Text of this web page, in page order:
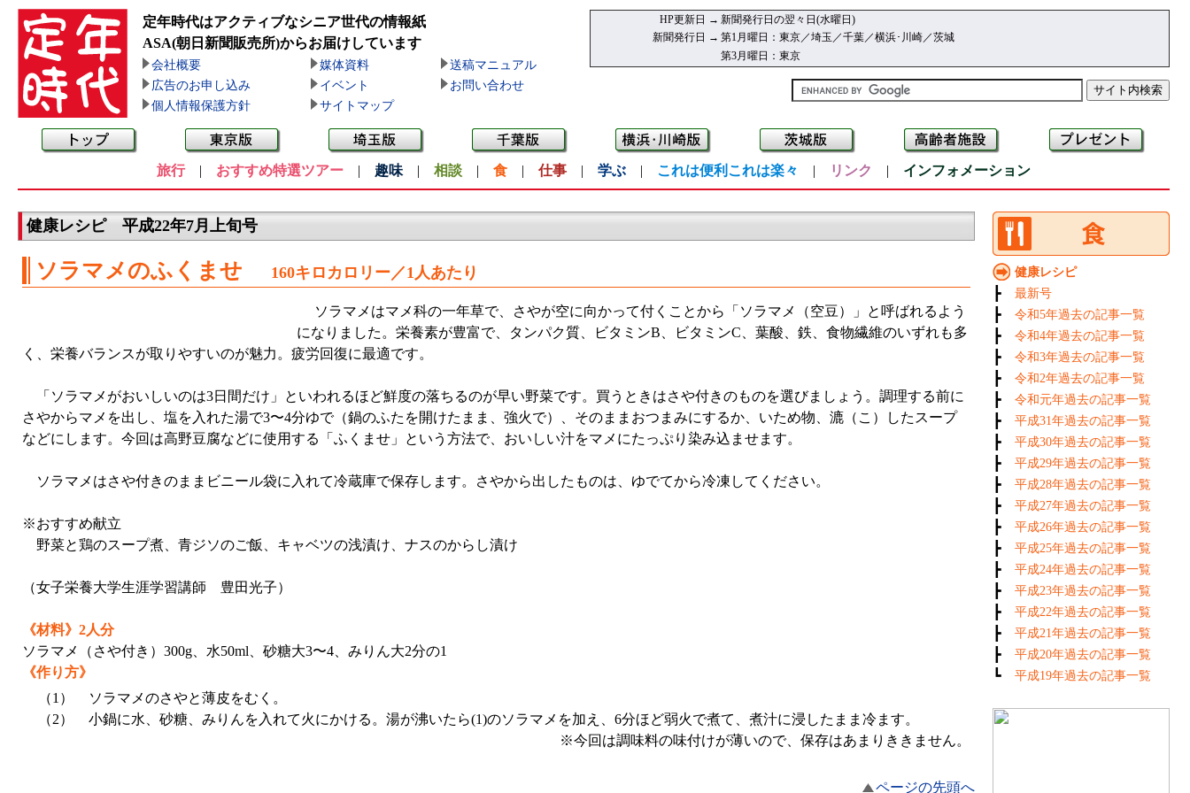
定年時代はアクティブなシニア世代の情報紙
ASA(朝日新聞販売所)からお届けしています
会社概要 媒体資料
送稿マニュアル
広告のお申し込み
イベント
お問い合わせ
個人情報保護方針
サイトマップ
HP更新日 → 新聞発行日の翌々日(水曜日)
新聞発行日 → 第1月曜日：東京／埼玉／千葉／横浜･川崎／茨城
第3月曜日：東京
旅行| おすすめ特選ツアー | 趣味 | 相談 | 食 | 仕事 | 学ぶ | これは便利これは楽々 | リンク | インフォメーション
健康レシピ 平成22年7月上旬号
ソラマメのふくませ 160キロカロリー／1人あたり
ソラマメはマメ科の一年草で、さやが空に向かって付くことから「ソラマメ（空豆）」と呼ばれるよう
になりました。栄養素が豊富で、タンパク質、ビタミンB、ビタミンC、葉酸、鉄、食物繊維のいずれも多
く、栄養バランスが取りやすいのが魅力。疲労回復に最適です。
「ソラマメがおいしいのは3日間だけ」といわれるほど鮮度の落ちるのが早い野菜です。買うときはさや付きのものを選びましょう。調理する前に
さやからマメを出し、塩を入れた湯で3〜4分ゆで（鍋のふたを開けたまま、強火で）、そのままおつまみにするか、いため物、漉（こ）したスープ
などにします。今回は高野豆腐などに使用する「ふくませ」という方法で、おいしい汁をマメにたっぷり染み込ませます。
ソラマメはさや付きのままビニール袋に入れて冷蔵庫で保存します。さやから出したものは、ゆでてから冷凍してください。
※おすすめ献立
野菜と鶏のスープ煮、青ジソのご飯、キャベツの浅漬け、ナスのからし漬け
（女子栄養大学生涯学習講師 豊田光子）
《材料》2人分
ソラマメ（さや付き）300g、水50ml、砂糖大3〜4、みりん大2分の1
《作り方》
（1）
ソラマメのさやと薄皮をむく。
（2）
小鍋に水、砂糖、みりんを入れて火にかける。湯が沸いたら(1)のソラマメを加え、6分ほど弱火で煮て、煮汁に浸したまま冷ます。
※今回は調味料の味付けが薄いので、保存はあまりききません。
ページの先頭へ
健康レシピ
┣ 最新号
┣ 令和5年過去の記事一覧
┣ 令和4年過去の記事一覧
┣ 令和3年過去の記事一覧
┣ 令和2年過去の記事一覧
┣ 令和元年過去の記事一覧
┣ 平成31年過去の記事一覧
┣ 平成30年過去の記事一覧
┣ 平成29年過去の記事一覧
┣ 平成28年過去の記事一覧
┣ 平成27年過去の記事一覧
┣ 平成26年過去の記事一覧
┣ 平成25年過去の記事一覧
┣ 平成24年過去の記事一覧
┣ 平成23年過去の記事一覧
┣ 平成22年過去の記事一覧
┣ 平成21年過去の記事一覧
┣ 平成20年過去の記事一覧
┗ 平成19年過去の記事一覧